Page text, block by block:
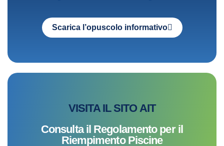
Scarica l’opuscolo informativo
VISITA IL SITO AIT
Consulta il Regolamento per il
Riempimento Piscine